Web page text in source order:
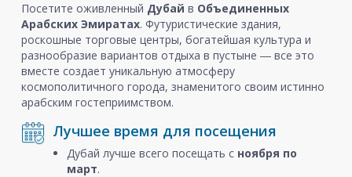
Посетите оживленный Дубай в Объединенных
Арабских Эмиратах. Футуристические здания,
роскошные торговые центры, богатейшая культура и
разнообразие вариантов отдыха в пустыне ― все это
вместе создает уникальную атмосферу
космополитичного города, знаменитого своим истинно
арабским гостеприимством.
Лучшее время для посещения
Дубай лучше всего посещать с ноября по
март.